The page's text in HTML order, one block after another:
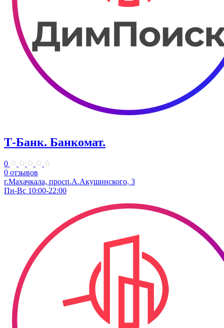
Т-Банк. ​Банкомат.
0
0 отзывов
г.Махачкала, просп.А.Акушинского, 3
Пн-Вс 10:00-22:00